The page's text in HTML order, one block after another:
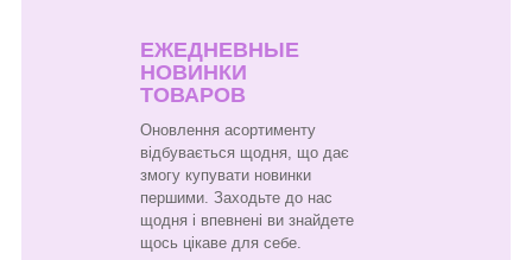
ЕЖЕДНЕВНЫЕ
НОВИНКИ
ТОВАРОВ
Оновлення асортименту
відбувається щодня, що дає
змогу купувати новинки
першими. Заходьте до нас
щодня і впевнені ви знайдете
щось цікаве для себе.